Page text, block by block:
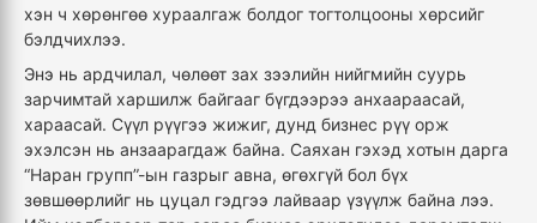
хэн ч хөрөнгөө хураалгаж болдог тогтолцооны хөрсийг
бэлдчихлээ.
Энэ нь ардчилал, чөлөөт зах зээлийн нийгмийн суурь
зарчимтай харшилж байгааг бүгдээрээ анхаараасай,
хараасай. Сүүл рүүгээ жижиг, дунд бизнес рүү орж
эхэлсэн нь анзаарагдаж байна. Саяхан гэхэд хотын дарга
“Наран групп”-ын газрыг авна, өгөхгүй бол бүх
зөвшөөрлийг нь цуцал гэдгээ лайваар үзүүлж байна лээ.